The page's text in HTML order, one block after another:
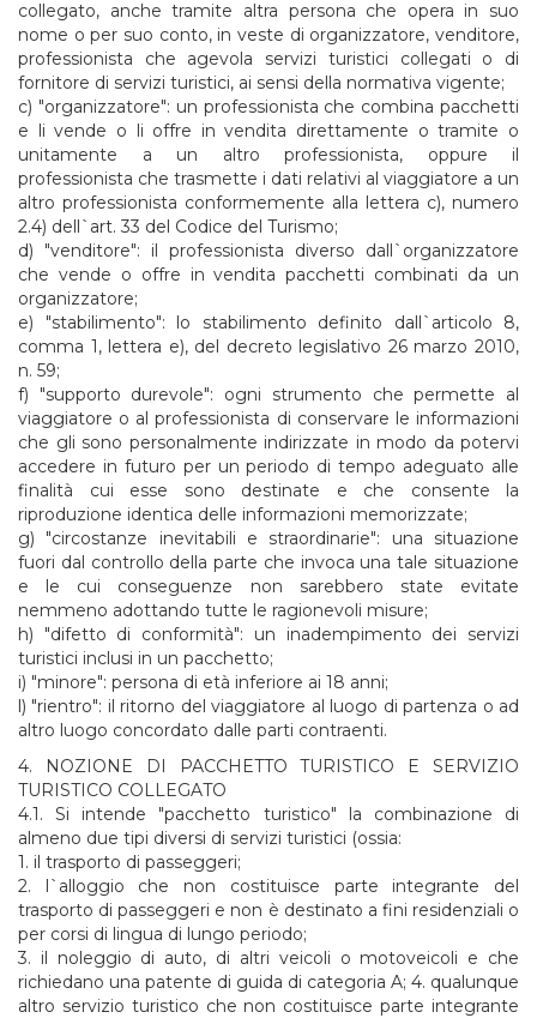
collegato, anche tramite altra persona che opera in suo
nome o per suo conto, in veste di organizzatore, venditore,
professionista che agevola servizi turistici collegati o di
fornitore di servizi turistici, ai sensi della normativa vigente;
c) "organizzatore": un professionista che combina pacchetti
e li vende o li offre in vendita direttamente o tramite o
unitamente a un altro professionista, oppure il
professionista che trasmette i dati relativi al viaggiatore a un
altro professionista conformemente alla lettera c), numero
2.4) dell`art. 33 del Codice del Turismo;
d) "venditore": il professionista diverso dall`organizzatore
che vende o offre in vendita pacchetti combinati da un
organizzatore;
e) "stabilimento": lo stabilimento definito dall`articolo 8,
comma 1, lettera e), del decreto legislativo 26 marzo 2010,
n. 59;
f) "supporto durevole": ogni strumento che permette al
viaggiatore o al professionista di conservare le informazioni
che gli sono personalmente indirizzate in modo da potervi
accedere in futuro per un periodo di tempo adeguato alle
finalità cui esse sono destinate e che consente la
riproduzione identica delle informazioni memorizzate;
g) "circostanze inevitabili e straordinarie": una situazione
fuori dal controllo della parte che invoca una tale situazione
e le cui conseguenze non sarebbero state evitate
nemmeno adottando tutte le ragionevoli misure;
h) "difetto di conformità": un inadempimento dei servizi
turistici inclusi in un pacchetto;
i) "minore": persona di età inferiore ai 18 anni;
l) "rientro": il ritorno del viaggiatore al luogo di partenza o ad
altro luogo concordato dalle parti contraenti.
4. NOZIONE DI PACCHETTO TURISTICO E SERVIZIO
TURISTICO COLLEGATO
4.1. Si intende "pacchetto turistico" la combinazione di
almeno due tipi diversi di servizi turistici (ossia:
1. il trasporto di passeggeri;
2. l`alloggio che non costituisce parte integrante del
trasporto di passeggeri e non è destinato a fini residenziali o
per corsi di lingua di lungo periodo;
3. il noleggio di auto, di altri veicoli o motoveicoli e che
richiedano una patente di guida di categoria A; 4. qualunque
altro servizio turistico che non costituisce parte integrante